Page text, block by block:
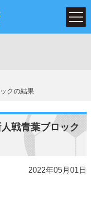
クの結果
戦青葉ブロック
2022年05月01日